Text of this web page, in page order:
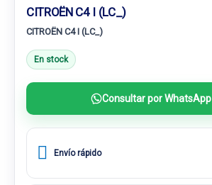
CITROËN C4 I (LC_)
CITROËN C4 I (LC_)
En stock
Consultar por WhatsApp
Envío rápido